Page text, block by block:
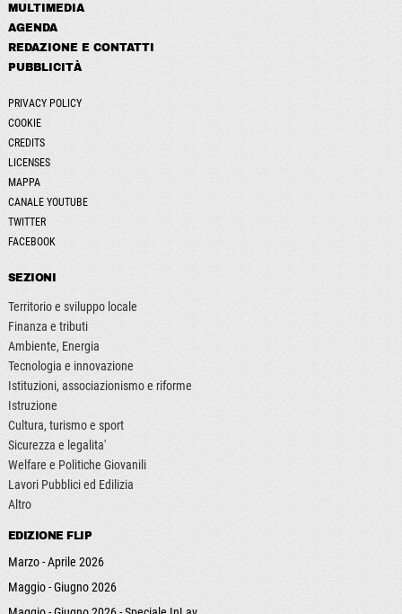
MULTIMEDIA
AGENDA
REDAZIONE E CONTATTI
PUBBLICITÀ
PRIVACY POLICY
COOKIE
CREDITS
LICENSES
MAPPA
CANALE YOUTUBE
TWITTER
FACEBOOK
SEZIONI
Territorio e sviluppo locale
Finanza e tributi
Ambiente, Energia
Tecnologia e innovazione
Istituzioni, associazionismo e riforme
Istruzione
Cultura, turismo e sport
Sicurezza e legalita'
Welfare e Politiche Giovanili
Lavori Pubblici ed Edilizia
Altro
EDIZIONE FLIP
Marzo - Aprile 2026
Maggio - Giugno 2026